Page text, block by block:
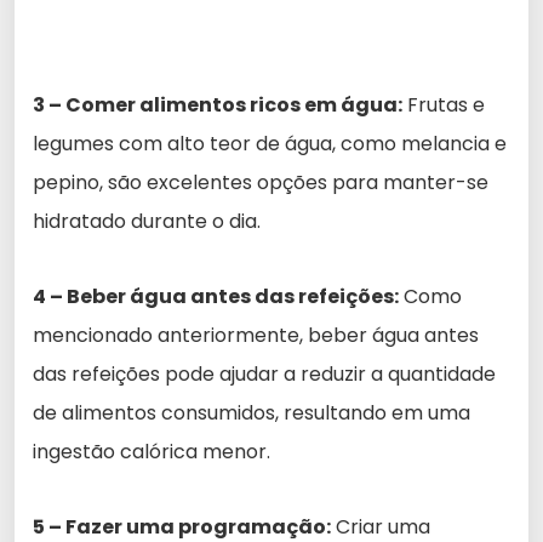
3 – Comer alimentos ricos em água: Frutas e
legumes com alto teor de água, como melancia e
pepino, são excelentes opções para manter-se
hidratado durante o dia.
4 – Beber água antes das refeições:Como
mencionado anteriormente, beber água antes
das refeições pode ajudar a reduzir a quantidade
de alimentos consumidos, resultando em uma
ingestão calórica menor.
5 – Fazer uma programação:Criar uma